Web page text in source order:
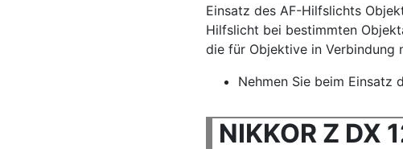
Einsatz des AF-Hilfslichts
Hilfslicht bei bestimmten
die für Objektive in Verbindung
Nehmen Sie beim Einsatz
NIKKOR Z DX